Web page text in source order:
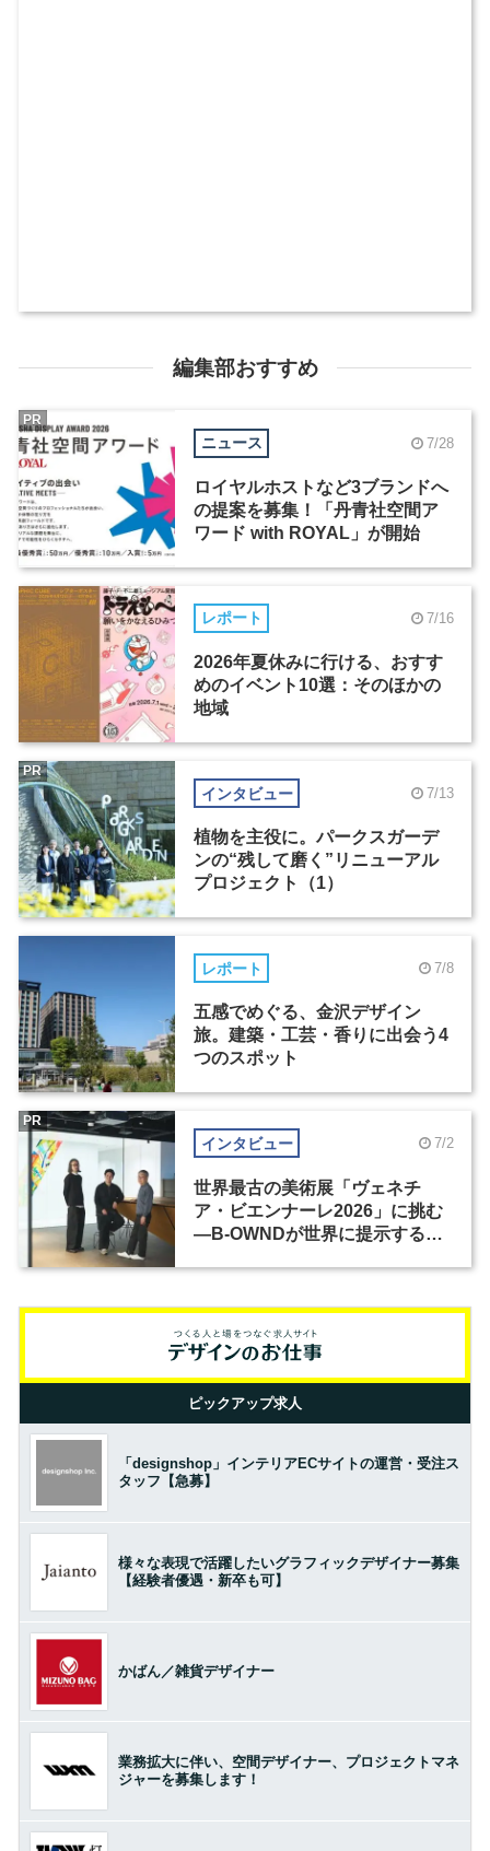
編集部おすすめ
ニュース 7/28
ロイヤルホストなど3ブランドへ
の提案を募集！「丹青社空間ア
ワード with ROYAL」が開始
PR
レポート 7/16
2026年夏休みに行ける、おすす
めのイベント10選：そのほかの
地域
インタビュー 7/13
植物を主役に。パークスガーデ
ンの“残して磨く”リニューアル
プロジェクト（1）
PR
レポート 7/8
五感でめぐる、金沢デザイン
旅。建築・工芸・香りに出会う4
つのスポット
インタビュー 7/2
世界最古の美術展「ヴェネチ
ア・ビエンナーレ2026」に挑む
―B-OWNDが世界に提示する美
PR
ピックアップ求人
「designshop」インテリアECサイトの運営・受注ス
タッフ【急募】
様々な表現で活躍したいグラフィックデザイナー募集
【経験者優遇・新卒も可】
かばん／雑貨デザイナー
業務拡大に伴い、空間デザイナー、プロジェクトマネ
ジャーを募集します！